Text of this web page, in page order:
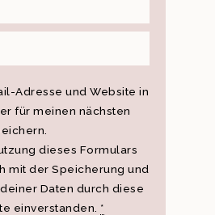
Adresse und Website in
für meinen nächsten
dieses Formulars
mit der Speicherung und
Daten durch diese
einverstanden. *